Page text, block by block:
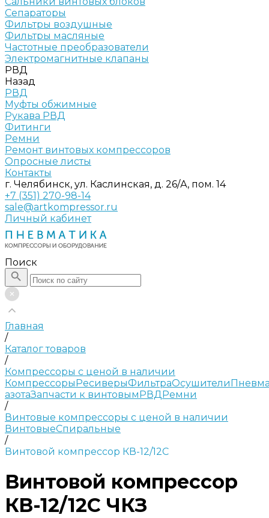
Сепараторы
Фильтры воздушные
Фильтры масляные
Частотные преобразователи
Электромагнитные клапаны
РВД
Назад
РВД
Муфты обжимные
Рукава РВД
Фитинги
Ремни
Ремонт винтовых компрессоров
Опросные листы
Контакты
г. Челябинск, ул. Каслинская, д. 26/А, пом. 14
+7 (351) 270-98-14
sale@artkompressor.ru
Личный кабинет
Поиск
Главная
/
Каталог товаров
/
Компрессоры с ценой в наличии
КомпрессорыРесиверыФильтраОсушители
азотаЗапчасти к винтовымРВДРемни
/
Винтовые компрессоры с ценой в наличии
ВинтовыеСпиральные
/
Винтовой компрессор КВ-12/12С
Винтовой компрессор
КВ-12/12С ЧКЗ